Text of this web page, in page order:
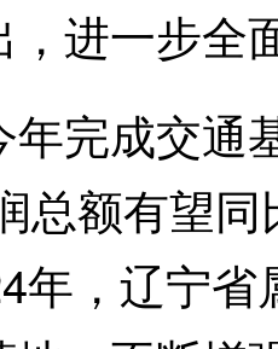
，进一步全
成交通
总额有望
，辽宁省